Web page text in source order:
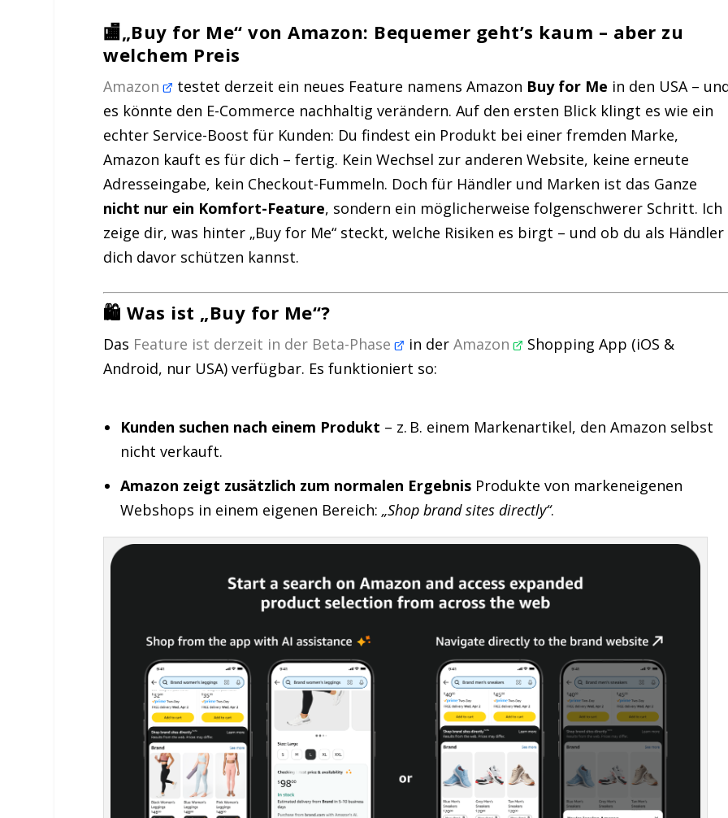
🏬„Buy for Me“ von Amazon: Bequemer geht’s kaum – aber zu
welchem Preis
Amazon testet derzeit ein neues Feature namens Amazon Buy for Me in den USA –
es könnte den E-Commerce nachhaltig verändern. Auf den ersten Blick klingt es wie ein
echter Service-Boost für Kunden: Du findest ein Produkt bei einer fremden Marke,
Amazon kauft es für dich – fertig. Kein Wechsel zur anderen Website, keine erneute
Adresseingabe, kein Checkout-Fummeln. Doch für Händler und Marken ist das Ganze
nicht nur ein Komfort-Feature, sondern ein möglicherweise folgenschwerer Schritt. Ich
zeige dir, was hinter „Buy for Me“ steckt, welche Risiken es birgt – und ob du als Händler
dich davor schützen kannst.
🛍️ Was ist „Buy for Me“?
Das Feature ist derzeit in der Beta-Phase in derAmazon
Shopping App (iOS &
Android, nur USA) verfügbar. Es funktioniert so:
Kunden suchen nach einem Produkt – z. B. einem Markenartikel, den Amazon selbst
nicht verkauft.
Amazon zeigt zusätzlich zum normalen ErgebnisProdukte von markeneigenen
Webshops in einem eigenen Bereich: „Shop brand sites directly“.